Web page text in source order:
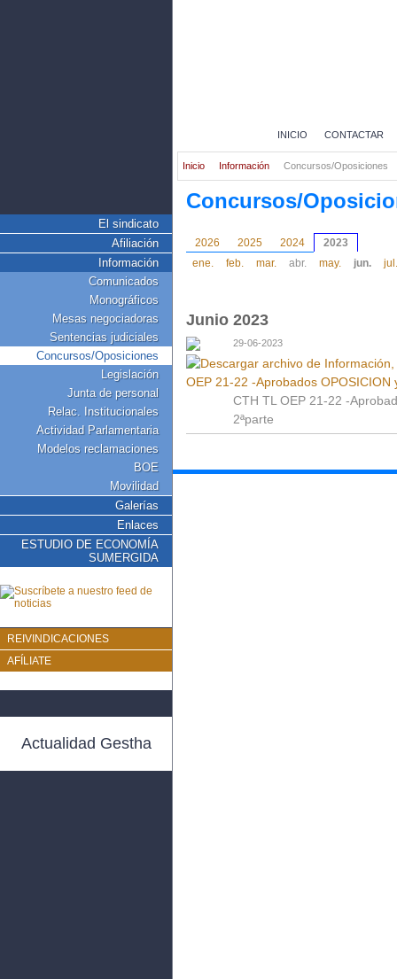
El sindicato
Afiliación
Información
Comunicados
Monográficos
Mesas negociadoras
Sentencias judiciales
Concursos/Oposiciones
Legislación
Junta de personal
Relac. Institucionales
Actividad Parlamentaria
Modelos reclamaciones
BOE
Movilidad
Galerías
Enlaces
ESTUDIO DE ECONOMÍA
SUMERGIDA
REIVINDICACIONES
AFÍLIATE
Actualidad Gestha
INICIO CONTACTAR
Inicio Información Concursos/Oposiciones
Concursos/
2026 2025 2024
2023
ene.
feb. mar. abr. may. jun. jul.
Junio 2023
29-06-2023
CTH TL OEP 21-22 -
2ªparte